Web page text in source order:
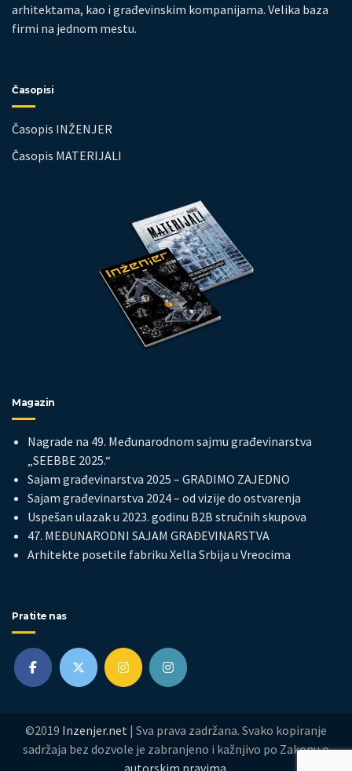
arhitektama, kao i građevinskim kompanijama. Velika baza
firmi na jednom mestu.
Časopisi
Časopis INŽENJER
Časopis MATERIJALI
Magazin
Nagrade na 49. Međunarodnom sajmu građevinarstva
„SEEBBE 2025.“
Sajam građevinarstva 2025 – GRADIMO ZAJEDNO
Sajam građevinarstva 2024 – od vizije do ostvarenja
Uspešan ulazak u 2023. godinu B2B stručnih skupova
47. MEĐUNARODNI SAJAM GRAĐEVINARSTVA
Arhitekte posetile fabriku Xella Srbija u Vreocima
Pratite nas
©2019 Inzenjer.net | Sva prava zadržana. Svako kopiranje
sadržaja bez dozvole je zabranjeno i kažnjivo po Zakonu o